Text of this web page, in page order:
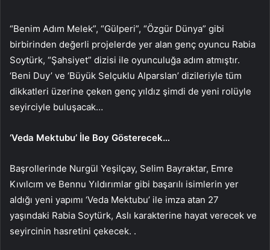
“Benim Adım Melek”, “Gülperi”, “Özgür Dünya” gibi
birbirinden değerli projelerde yer alan genç oyuncu Rabia
Soytürk, “Şahsiyet” dizisi ile oyunculuğa adım atmıştır.
‘Beni Duy’ ve ‘Büyük Selçuklu Alparslan’ dizileriyle tüm
dikkatleri üzerine çeken genç yıldız şimdi de yeni rolüyle
seyirciyle buluşacak…
‘Veda Mektubu’ İle Boy Gösterecek…
Başrollerinde Nurgül Yeşilçay, Selim Bayraktar, Emre
Kıvılcım ve Bennu Yıldırımlar gibi başarılı isimlerin yer
aldığı yeni yapımı ‘Veda Mektubu’ ile imza atan 27
yaşındaki Rabia Soytürk, Aslı karakterine hayat verecek ve
seyircinin hasretini çekecek. .